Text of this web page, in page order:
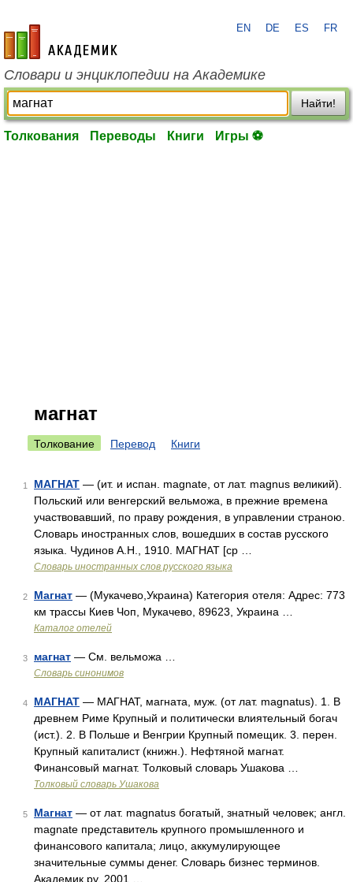
academic.ru
EN DE ES FR
Словари и энциклопедии на Академике
Найти!
Толкования Переводы Книги Игры ⚽
магнат
Толкование Перевод Книги
1 МАГНАТ — (ит. и испан. magnate, от лат. magnus великий).
Польский или венгерский вельможа, в прежние времена
участвовавший, по праву рождения, в управлении страною.
Словарь иностранных слов, вошедших в состав русского
языка. Чудинов А.Н., 1910. МАГНАТ [ср …
Словарь иностранных слов русского языка
2 Магнат — (Мукачево,Украина) Категория отеля: Адрес: 773
км трассы Киев Чоп, Мукачево, 89623, Украина …
Каталог отелей
3 магнат — См. вельможа …
Словарь синонимов
4 МАГНАТ — МАГНАТ, магната, муж. (от лат. magnatus). 1. В
древнем Риме Крупный и политически влиятельный богач
(ист.). 2. В Польше и Венгрии Крупный помещик. 3. перен.
Крупный капиталист (книжн.). Нефтяной магнат.
Финансовый магнат. Толковый словарь Ушакова …
Толковый словарь Ушакова
5 Магнат — от лат. magnatus богатый, знатный человек; англ.
magnate представитель крупного промышленного и
финансового капитала; лицо, аккумулирующее
значительные суммы денег. Словарь бизнес терминов.
Академик.ру. 2001 …